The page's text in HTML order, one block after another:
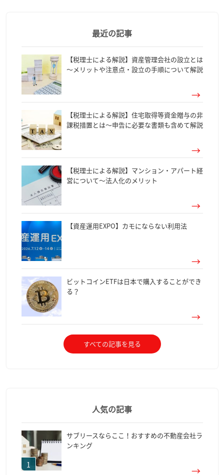
最近の記事
【税理士による解説】資産管理会社の設立とは
～メリットや注意点・設立の手順について解説
【税理士による解説】住宅取得等資金贈与の非
課税措置とは～申告に必要な書類も含めて解説
【税理士による解説】マンション・アパート経
営について～法人化のメリット
【資産運用EXPO】カモにならない利用法
ビットコインETFは日本で購入することができ
る？
すべての記事を見る
人気の記事
サブリースならここ！おすすめの不動産会社ラ
ンキング